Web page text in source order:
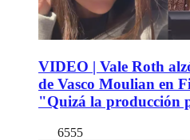
VIDEO | Vale Roth
de Vasco Moulian en
"Quizá la producción
6555